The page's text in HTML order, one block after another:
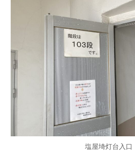
塩屋埼灯台入口